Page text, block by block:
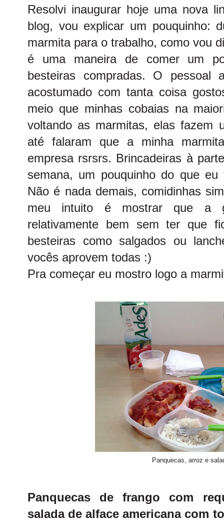
Resolvi inaugurar hoje uma nova
blog, vou explicar um pouquinho:
marmita para o trabalho, como vou
é uma maneira de comer um
besteiras compradas. O pessoal
acostumado com tanta coisa
meio que minhas cobaias na
voltando as marmitas, elas fazem
até falaram que a minha
empresa rsrsrs. Brincadeiras à
semana, um pouquinho do que
Não é nada demais, comidinhas
meu intuito é mostrar que a
relativamente bem sem ter que
besteiras como salgados ou
vocês aprovem todas :)
Pra começar eu mostro logo a
Panquecas, arroz e
Panquecas de frango com
salada de alface americana com